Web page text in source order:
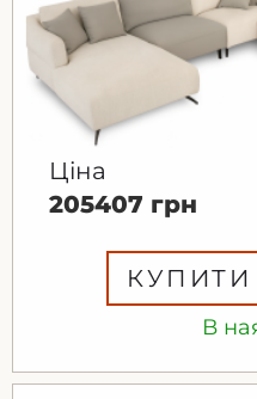
В
Ціна
205407 грн
КУПИТИ